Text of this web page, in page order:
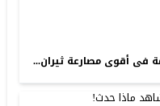
فى أقوى مصارعة ثيران...